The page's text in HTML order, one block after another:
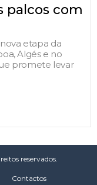
palcos com
etapa da
Algés e no
promete levar
reservados.
Contactos